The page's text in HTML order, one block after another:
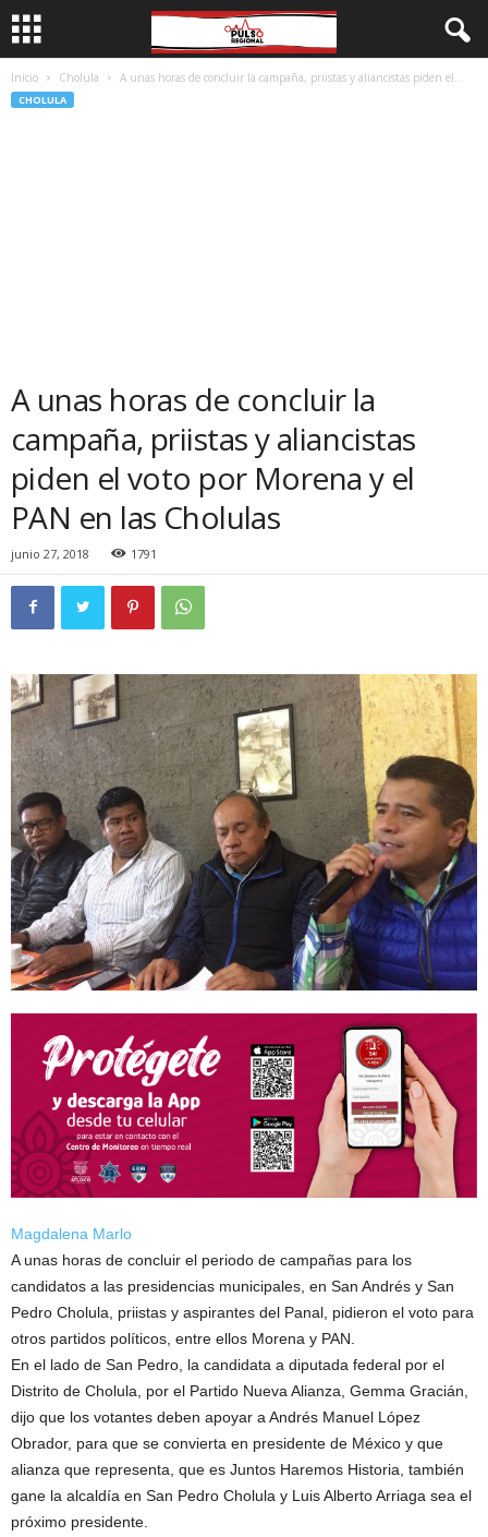
Inicio Cholula A unas horas de concluir la campaña, priistas y aliancistas piden el...
CHOLULA
A unas horas de concluir la
campaña, priistas y aliancistas
piden el voto por Morena y el
PAN en las Cholulas
junio 27, 2018 1791
Magdalena Marlo
A unas horas de concluir el periodo de campañas para los
candidatos a las presidencias municipales, en San Andrés y San
Pedro Cholula, priistas y aspirantes del Panal, pidieron el voto para
otros partidos políticos, entre ellos Morena y PAN.
En el lado de San Pedro, la candidata a diputada federal por el
Distrito de Cholula, por el Partido Nueva Alianza, Gemma Gracián,
dijo que los votantes deben apoyar a Andrés Manuel López
Obrador, para que se convierta en presidente de México y que
alianza que representa, que es Juntos Haremos Historia, también
gane la alcaldía en San Pedro Cholula y Luis Alberto Arriaga sea el
próximo presidente.